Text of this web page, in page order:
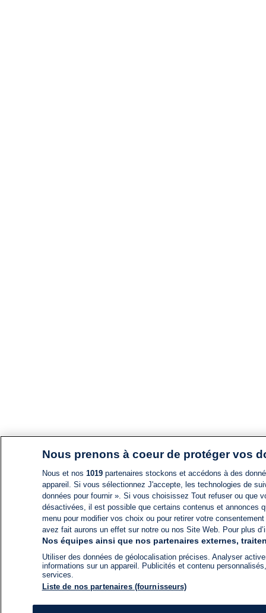
Nous prenons à coeur de protéger vos
Nous et nos 1019partenaires stockons et accédons à des
appareil. Si vous sélectionnez J'accepte, les technologies de
données pour fournir ». Si vous choisissez Tout refuser ou
désactivées, il est possible que certains contenus et annonces
menu pour modifier vos choix ou pour retirer votre
avez fait aurons un effet sur notre ou nos Site Web. Pour plus
Nos équipes ainsi que nos partenaires externes,
Utiliser des données de géolocalisation précises. Analyser
informations sur un appareil. Publicités et contenu
services.
Liste de nos partenaires (fournisseurs)